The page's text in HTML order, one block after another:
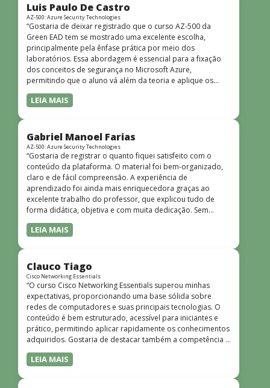
Luis Paulo De Castro
AZ-500: Azure Security Technologies
“Gostaria de deixar registrado que o curso AZ-500 da
Green EAD tem se mostrado uma excelente escolha,
principalmente pela ênfase prática por meio dos
laboratórios. Essa abordagem é essencial para a fixação
dos conceitos de segurança no Microsoft Azure,
permitindo que o aluno vá além da teoria e aplique os
conhecimentos em cenários reais e simulados. Outro
ponto muito positivo é a didática do curso. O conteúdo é
quem não tem uma bagagem técnica muito avançada.”
LEIA MAIS
Gabriel Manoel Farias
AZ-500: Azure Security Technologies
“Gostaria de registrar o quanto fiquei satisfeito com o
conteúdo da plataforma. O material foi bem-organizado,
claro e de fácil compreensão. A experiência de
aprendizado foi ainda mais enriquecedora graças ao
excelente trabalho do professor, que explicou tudo de
forma didática, objetiva e com muita dedicação. Sem
dúvida, foi uma jornada de muito aprendizado!”
LEIA MAIS
Clauco Tiago
Cisco Networking Essentials
“O curso Cisco Networking Essentials superou minhas
expectativas, proporcionando uma base sólida sobre
redes de computadores e suas principais tecnologias. O
conteúdo é bem estruturado, acessível para iniciantes e
prático, permitindo aplicar rapidamente os conhecimentos
adquiridos. Gostaria de destacar também a competência e
o conhecimento técnico do instrutor Peterson, que
demonstrou total domínio do assunto e soube explicar
LEIA MAIS